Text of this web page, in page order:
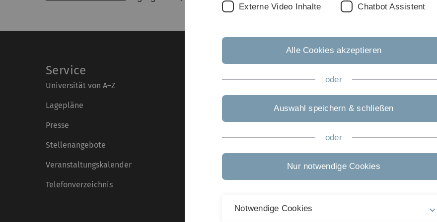
Service
Universität von A–Z
Lagepläne
Presse
Stellenangebote
Veranstaltungskalender
Telefonverzeichnis
Datenschutz
Barrierefreiheit
Leichte Sprache
Externe Video Inhalte Chatbot Assistent
Alle Cookies akzeptieren
oder
Auswahl speichern & schließen
oder
Nur notwendige Cookies
Notwendige Cookies